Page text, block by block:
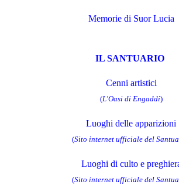
Memorie di Suor Lucia
IL SANTUARIO
Cenni artistici
(L'Oasi di Engaddi)
Luoghi delle apparizioni
(Sito internet ufficiale del
Luoghi di culto e
(Sito internet ufficiale del